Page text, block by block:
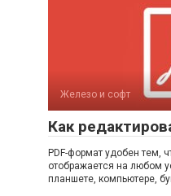
Железо и софт
Как
PDF-формат удобен тем,
отображается на любом
планшете, компьютере,